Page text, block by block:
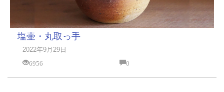
塩壷・丸取っ手
2022年9月29日
6956
0